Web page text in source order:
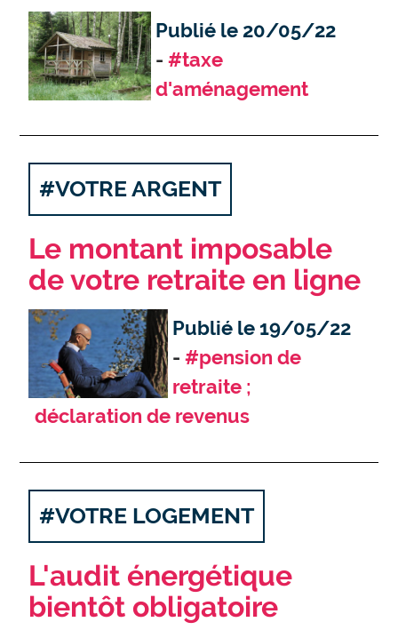
Publié le 20/05/22
#taxe
d'aménagement
#VOTRE ARGENT
Le montant imposable
de votre retraite en ligne
Publié le 19/05/22
#pension de
retraite ;
déclaration de revenus
#VOTRE LOGEMENT
L'audit énergétique
bientôt obligatoire